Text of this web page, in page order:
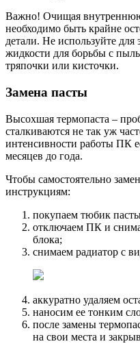
Важно! Очищая внутреннюю
необходимо быть крайне
детали. Не используйте
жидкости для борьбы с
тряпочки или кисточки.
Замена пасты
Высохшая термопаста –
сталкиваются не так уж
интенсивности работы ПК
месяцев до года.
Чтобы самостоятельно
инструкциям:
покупаем тюбик
отключаем ПК и
блока;
снимаем радиатор с
аккуратно удаляем
наносим ее тонким
после замены
на свои места и